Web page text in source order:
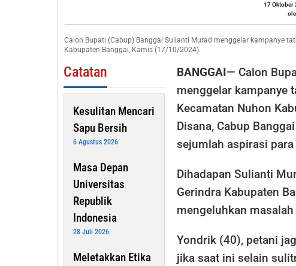
di
Nuhon
17 Oktober
Calon Bupati (Cabup) Banggai Sulianti Murad menggelar kampanye
Kabupaten Banggai, Kamis (17/10/2024).
Catatan
Kesulitan Mencari
Sapu Bersih
6 Agustus 2026
Masa Depan
Universitas
Republik
Indonesia
28 Juli 2026
Meletakkan Etika
BANGGAI— Calon
menggelar kampanye
Kecamatan Nuhon
Disana, Cabup
sejumlah aspirasi para
Dihadapan Sulianti
Gerindra Kabupaten
mengeluhkan
Yondrik (40), petani
jika saat ini selain